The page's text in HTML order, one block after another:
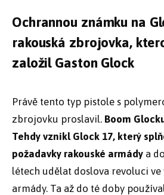
Ochrannou známku na
rakouská zbrojovka,
založil Gaston Glock
Právě tento typ pistole s
zbrojovku proslavil. Boom
Tehdy vznikl Glock 17, který
požadavky rakouské armády a
létech udělat doslova revoluci
armády. Ta až do té doby